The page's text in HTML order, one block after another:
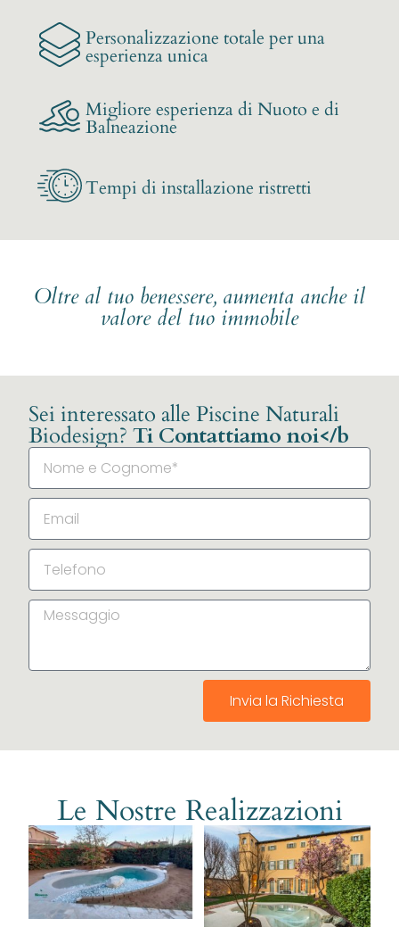
Personalizzazione totale per una
esperienza unica
Migliore esperienza di Nuoto e di
Balneazione
Tempi di installazione ristretti
Oltre al tuo benessere, aumenta anche il
valore del tuo immobile
Sei interessato alle Piscine Naturali
Biodesign? Ti Contattiamo noi</b
Invia la Richiesta
Le Nostre Realizzazioni